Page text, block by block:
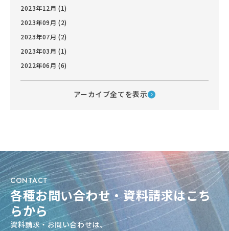
2023年12月 (1)
2023年09月 (2)
2023年07月 (2)
2023年03月 (1)
2022年06月 (6)
アーカイブ全てを表示
CONTACT
各種お問い合わせ・資料請求はこち
らから
資料請求・お問い合わせは、